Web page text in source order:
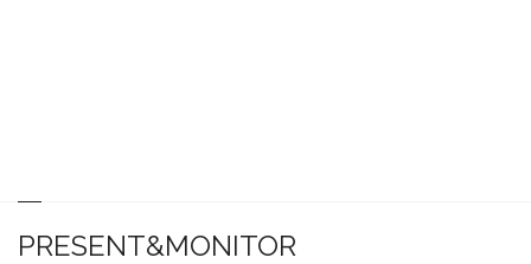
PRESENT&MONITOR